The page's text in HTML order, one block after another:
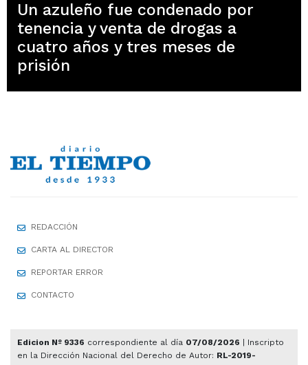
Un azuleño fue condenado por
tenencia y venta de drogas a
cuatro años y tres meses de
prisión
REDACCIÓN
CARTA AL DIRECTOR
REPORTAR ERROR
CONTACTO
Edicion Nº 9336 correspondiente al día 07/08/2026 | Inscripto
en la Dirección Nacional del Derecho de Autor: RL-2019-